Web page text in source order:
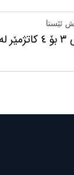
خەوتنی ٣